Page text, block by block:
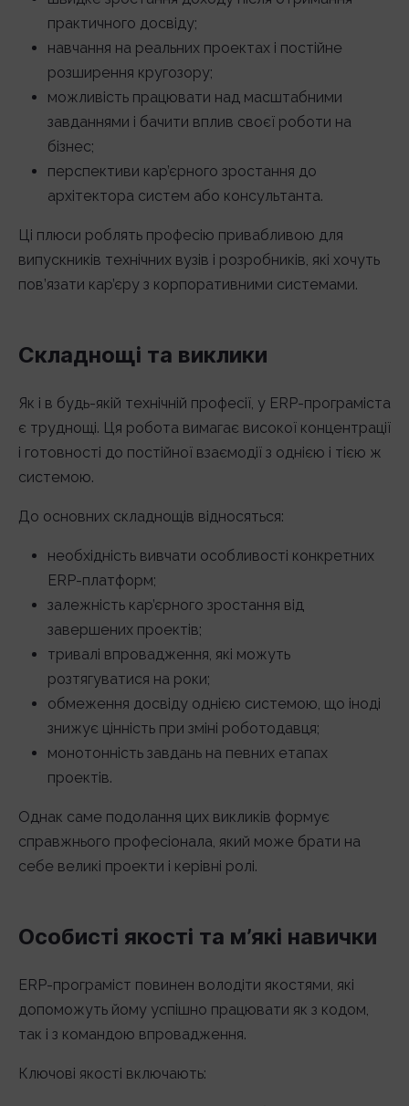
практичного досвіду;
навчання на реальних проектах і постійне
розширення кругозору;
можливість працювати над масштабними
завданнями і бачити вплив своєї роботи на
бізнес;
перспективи кар’єрного зростання до
архітектора систем або консультанта.
Ці плюси роблять професію привабливою для
випускників технічних вузів і розробників, які хочуть
пов’язати кар’єру з корпоративними системами.
Складнощі та виклики
Як і в будь-якій технічній професії, у ERP-програміста
є труднощі. Ця робота вимагає високої концентрації
і готовності до постійної взаємодії з однією і тією ж
системою.
До основних складнощів відносяться:
необхідність вивчати особливості конкретних
ERP-платформ;
залежність кар’єрного зростання від
завершених проектів;
тривалі впровадження, які можуть
розтягуватися на роки;
обмеження досвіду однією системою, що іноді
знижує цінність при зміні роботодавця;
монотонність завдань на певних етапах
проектів.
Однак саме подолання цих викликів формує
справжнього професіонала, який може брати на
себе великі проекти і керівні ролі.
Особисті якості та м’які навички
ERP-програміст повинен володіти якостями, які
допоможуть йому успішно працювати як з кодом,
так і з командою впровадження.
Ключові якості включають: